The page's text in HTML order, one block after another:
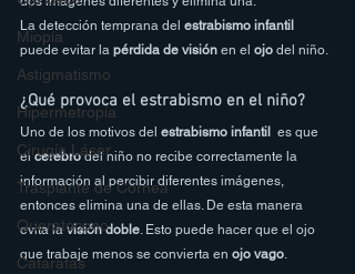
Miopía
Astigmatismo
Hipermetropía
Cirugía Láser
Trasplante de Córnea
Queratocono
Cataratas
La detección temprana del estrabismo infantil
puede evitar la pérdida de visión en el ojo del niño.
¿Qué provoca el estrabismo en el niño?
Uno de los motivos del estrabismo infantil
  es que
el cerebro del niño no recibe correctamente la
información al percibir diferentes imágenes,
entonces elimina una de ellas. De esta manera
evita la visión doble. Esto puede hacer que el ojo
que trabaje menos se convierta en ojo vago.